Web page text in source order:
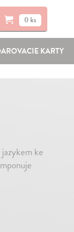
0 ks
KARTY
ke